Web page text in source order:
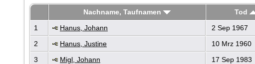
Nachname, Taufnamen Tod
1
Hanus, Johann 2 Sep 1967
2
Hanus, Justine 10 Mrz 1960
3
Migl, Johann 17 Sep 1983